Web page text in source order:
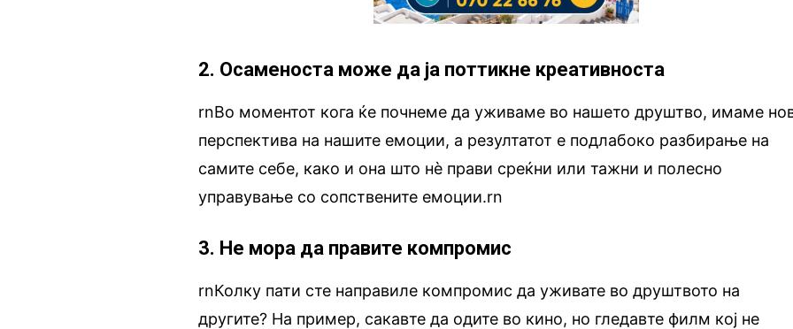
2. Осаменоста може да ја поттикне креативноста
rnВо моментот кога ќе почнеме да уживаме во нашето друштво, имаме
перспектива на нашите емоции, а резултатот е подлабоко разбирање на
самите себе, како и она што нè прави среќни или тажни и полесно
управување со сопствените емоции.rn
3. Не мора да правите компромис
rnКолку пати сте направиле компромис да уживате во друштвото на
другите? На пример, сакавте да одите во кино, но гледавте филм кој не